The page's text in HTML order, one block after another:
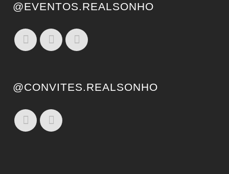
@EVENTOS.REALSONHO
@CONVITES.REALSONHO